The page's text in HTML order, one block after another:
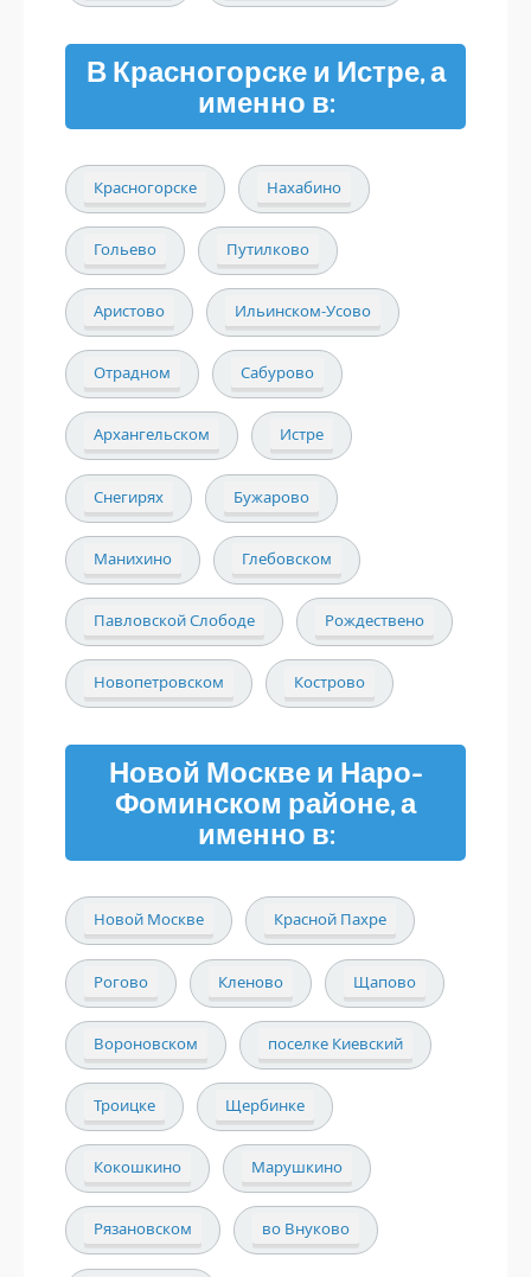
В Красногорске и Истре, а
именно в:
Красногорске Нахабино
Гольево Путилково
Аристово Ильинском-Усово
Отрадном Сабурово
Архангельском Истре
Снегирях Бужарово
Манихино Глебовском
Павловской Слободе Рождествено
Новопетровском Кострово
Новой Москве и Наро-
Фоминском районе, а
именно в:
Новой Москве Красной Пахре
Рогово Кленово Щапово
Вороновском поселке Киевский
Троицке Щербинке
Кокошкино Марушкино
Рязановском во Внуково